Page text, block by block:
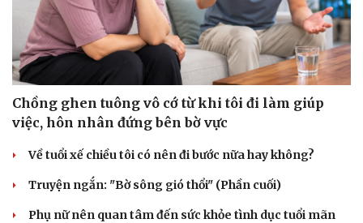
Cải chính
Chồng ghen tuông vô cớ từ khi tôi đi làm giúp
việc, hôn nhân đứng bên bờ vực
Về tuổi xế chiều tôi có nên đi bước nữa hay không?
Truyện ngắn: "Bờ sông gió thổi" (Phần cuối)
Phụ nữ nên quan tâm đến sức khỏe tình dục tuổi mãn